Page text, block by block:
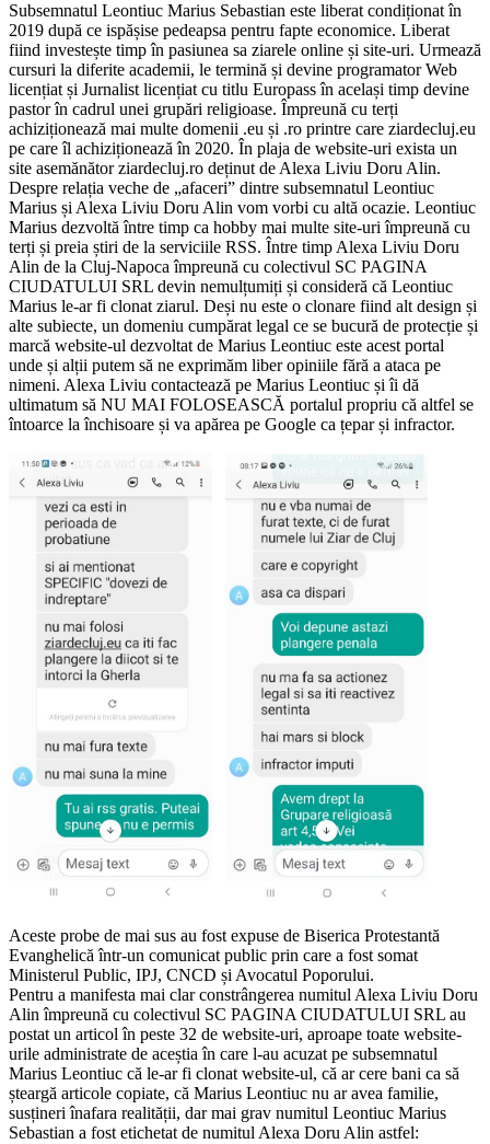
Subsemnatul Leontiuc Marius Sebastian este liberat condiționat în
2019 după ce ispășise pedeapsa pentru fapte economice. Liberat
fiind investește timp în pasiunea sa ziarele online și site-uri. Urmează
cursuri la diferite academii, le termină și devine programator Web
licențiat și Jurnalist licențiat cu titlu Europass în același timp devine
pastor în cadrul unei grupări religioase. Împreună cu terți
achiziționează mai multe domenii .eu și .ro printre care ziardecluj.eu
pe care îl achiziționează în 2020. În plaja de website-uri exista un
site asemănător ziardecluj.ro deținut de Alexa Liviu Doru Alin.
Despre relația veche de „afaceri” dintre subsemnatul Leontiuc
Marius și Alexa Liviu Doru Alin vom vorbi cu altă ocazie. Leontiuc
Marius dezvoltă între timp ca hobby mai multe site-uri împreună cu
terți și preia știri de la serviciile RSS. Între timp Alexa Liviu Doru
Alin de la Cluj-Napoca împreună cu colectivul SC PAGINA
CIUDATULUI SRL devin nemulțumiți și consideră că Leontiuc
Marius le-ar fi clonat ziarul. Deși nu este o clonare fiind alt design și
alte subiecte, un domeniu cumpărat legal ce se bucură de protecție și
marcă website-ul dezvoltat de Marius Leontiuc este acest portal
unde și alții putem să ne exprimăm liber opiniile fără a ataca pe
nimeni. Alexa Liviu contactează pe Marius Leontiuc și îi dă
ultimatum să NU MAI FOLOSEASCĂ portalul propriu că altfel se
întoarce la închisoare și va apărea pe Google ca țepar și infractor.
Aceste probe de mai sus au fost expuse de Biserica Protestantă
Evanghelică într-un comunicat public prin care a fost somat
Ministerul Public, IPJ, CNCD și Avocatul Poporului.
Pentru a manifesta mai clar constrângerea numitul Alexa Liviu Doru
Alin împreună cu colectivul SC PAGINA CIUDATULUI SRL au
postat un articol în peste 32 de website-uri, aproape toate website-
urile administrate de aceștia în care l-au acuzat pe subsemnatul
Marius Leontiuc că le-ar fi clonat website-ul, că ar cere bani ca să
șteargă articole copiate, că Marius Leontiuc nu ar avea familie,
susțineri înafara realității, dar mai grav numitul Leontiuc Marius
Sebastian a fost etichetat de numitul Alexa Doru Alin astfel: